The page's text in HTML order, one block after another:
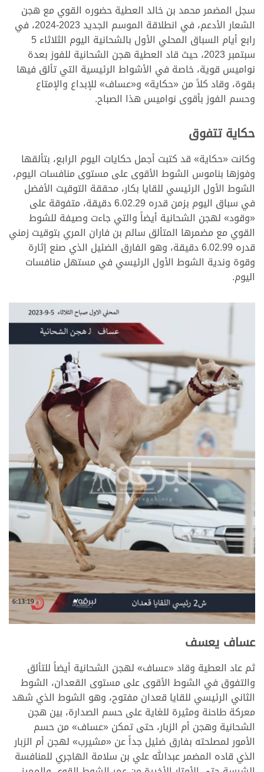
سجل المضمر محمد بن خالد العطية حضوره القوي مع هجن
الشعار الأدعم، في انطلاقة الموسم الجديد 2023-2024، في
رابع أيام السباق المحلي الأول بالشحانية اليوم الثلاثاء 5
سبتمبر 2023، حيث قاد العطية هجن الشحانية للفوز بعدة
نواميس قوية، خاصة في الأشواط الرئيسية التي تألق فيها
بقوة، وقاد كلاً من «حكاية» و«عساف» للإبداع والإمتاع
وحسم الفوز بأقوى نواميس هذا الصباح.
حكاية تتفوق
وكانت «حكاية» قد كتبت أجمل حكايات اليوم الرابع، بتألقها
وفوزها بناموس الشوط الأقوى على مستوى منافسات اليوم،
الشوط الأول الرئيسي للقايا بكار، محققة التوقيت الأفضل
في سباق اليوم بزمن قدره 6.02.29 دقيقة، متفوقة على
«وقود» لهجن الشحانية أيضاً والتي جاءت وصيفة للشوط
القوي مع مضمرها المتألق سالم بن فاران المري بتوقيت زمني
قدره 6.02.99 دقيقة، وهو الفارق الضئيل الذي صنع إثارة
وقوة وندية الشوط الأول الرئيسي في مستهل منافسات
اليوم.
عساف يعسف
ثم عاد العطية وقاد «عساف» لهجن الشحانية أيضاً للتألق
والتفوق في الشوط الأقوى على مستوى القعدان، الشوط
الثاني الرئيسي للقايا قعدان مفتوح، وهو الشوط الذي شهد
معركة طاحنة ومثيرة للغاية على حسم الصدارة، بين هجن
الشحانية وهجن أم الزبار، حتى تمكن «عساف» من حسم
الأمور لمصلحته بفارق ضئيل جداً عن «مشيرب» لهجن أم الزبار
الذي قاده المضمر عبدالله علي بن سلامة الهاجري للمنافسة